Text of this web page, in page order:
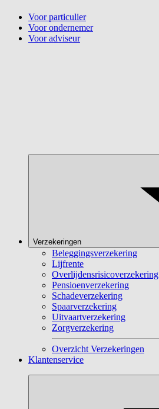
Voor particulier
Voor ondernemer
Voor adviseur
Verzekeringen
Beleggingsverzekering
Lijfrente
Overlijdensrisicoverzekering
Pensioenverzekering
Schadeverzekering
Spaarverzekering
Uitvaartverzekering
Zorgverzekering
Overzicht Verzekeringen
Klantenservice